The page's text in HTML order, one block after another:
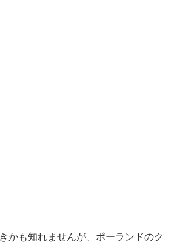
かも知れませんが、ポーランドのク